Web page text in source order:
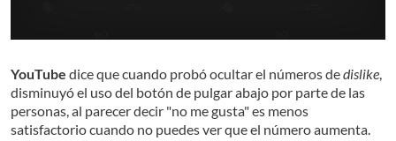
YouTube dice que cuando probó ocultar el números dedislike
disminuyó el uso del botón de pulgar abajo por parte de las
personas, al parecer decir "no me gusta" es menos
satisfactorio cuando no puedes ver que el número aumenta.